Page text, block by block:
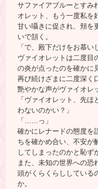
サファイアブルーとすみ
オレット、もう一度私を
甘い囁きに促され、頬
いで頷く。
「で、殿下だけをお慕
ヴァイオレットは二度目
の炎が点ったのを確かに
再び続けざまに二度深く
艶やかな声がヴァイオレ
「ヴァイオレット、先
わないのかい？」
「……っ」
確かにレナードの態度を
ちを確かめ合い、不安が
してしまったのかと恥ず
また、未知の世界への恐
頭がくらくらししている
か。